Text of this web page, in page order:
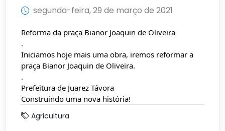
segunda-feira, 29 de março de 2021
Reforma da praça Bianor Joaquin de Oliveira
.
Iniciamos hoje mais uma obra, iremos reformar a
praça Bianor Joaquin de Oliveira.
.
Prefeitura de Juarez Távora
Construindo uma nova história!
Agricultura